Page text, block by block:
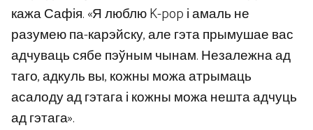
кажа Сафія. «Я люблю K-pop і амаль не
разумею па-карэйску, але гэта прымушае вас
адчуваць сябе пэўным чынам. Незалежна ад
таго, адкуль вы, кожны можа атрымаць
асалоду ад гэтага і кожны можа нешта адчуць
ад гэтага».